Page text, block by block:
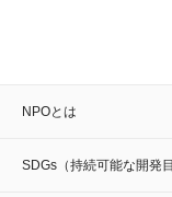
NPOとは
SDGs（持続可能な開発目